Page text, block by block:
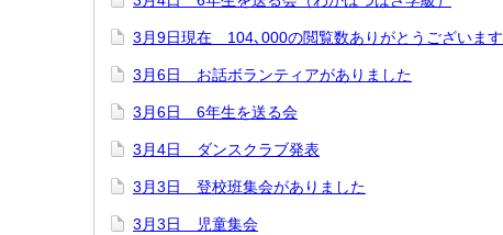
3月9日現在 104､000の閲覧数ありがとうございます
3月6日 お話ボランティアがありました
3月6日 6年生を送る会
3月4日 ダンスクラブ発表
3月3日 登校班集会がありました
3月3日 児童集会